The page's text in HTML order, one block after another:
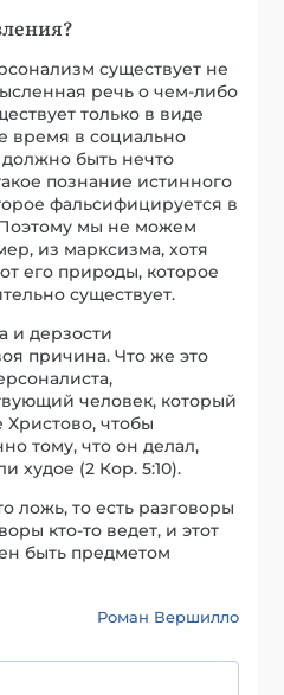
существует не
речь о чем-либо
только в виде
время в социально
быть нечто
познание истинного
фальсифицируется в
мы не можем
из марксизма, хотя
его природы, которое
существует.
и дерзости
причина. Что же это
человек, который
чтобы
тому, что он делал,
худое (2 Кор. 5:10).
ложь, то есть разговоры
кто-то ведет, и этот
быть предметом
Роман Вершилло